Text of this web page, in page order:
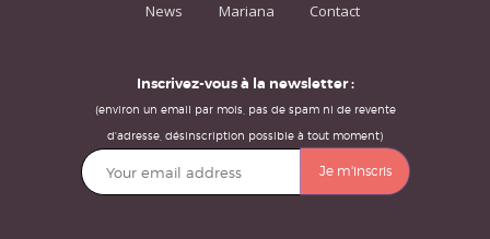
News
Mariana Contact
Inscrivez-vous à la newsletter :
(environ un email par mois, pas de spam ni de revente
d'adresse, désinscription possible à tout moment)